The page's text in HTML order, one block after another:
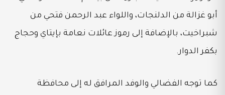
أبو غزالة من الدلنجات، واللواء عبد الرحمن فتحي من
شبراخيت، بالإضافة إلى رموز عائلات نعامة بإيتاي وحجاج
بكفر الدوار.
كما توجه الفضالي والوفد المرافق له إلى محافظة